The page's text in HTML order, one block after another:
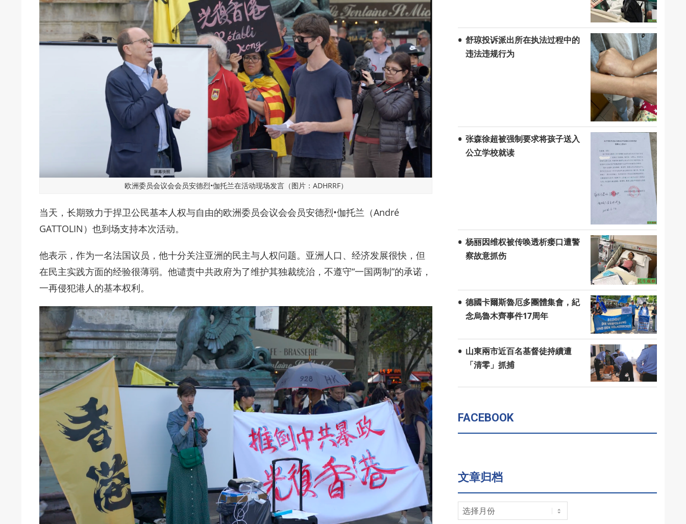
欧洲委员会议会会员安德烈•伽托兰在活动现场发言（图片：ADHRRF）
当天，长期致力于捍卫公民基本人权与自由的欧洲委员会议会会员安德烈•伽托兰（André
GATTOLIN）也到场支持本次活动。
他表示 ， 作为一名法国议员，他十分关注亚洲的民主与人权问题。亚洲人口、经济发展很快，但
在民主实践方面的经验很薄弱。他谴责中共政府为了维护其独裁统治，不遵守“一国两制”的承诺，
一再侵犯港人的基本权利。
舒琼投诉派出所在执法过程中的
违法违规行为
张森徐超被强制要求将孩子送入
公立学校就读
杨丽因维权被传唤透析瘘口遭警
察故意抓伤
德國卡爾斯魯厄多團體集會，紀
念烏魯木齊事件17周年
山東兩市近百名基督徒持續遭
「清零」抓捕
FACEBOOK
文章归档
文
章